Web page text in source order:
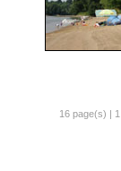
16 page(s) | 1